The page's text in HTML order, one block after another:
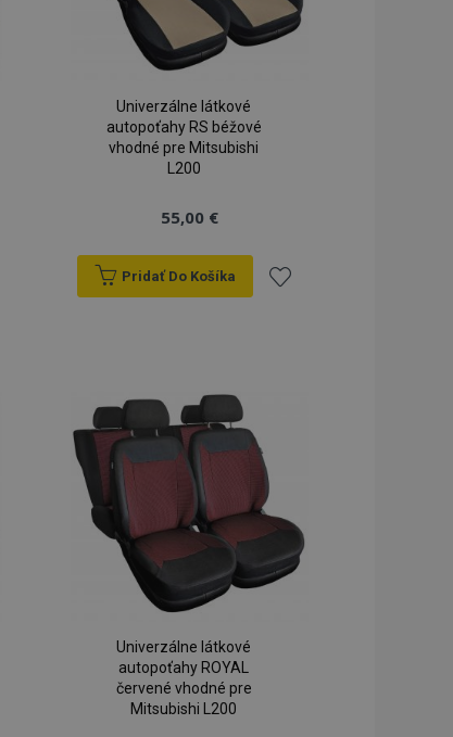
Univerzálne látkové
autopoťahy RS béžové
vhodné pre Mitsubishi
L200
55,00 €
Pridať Do Košíka
prianí
Univerzálne látkové
autopoťahy ROYAL
červené vhodné pre
Mitsubishi L200